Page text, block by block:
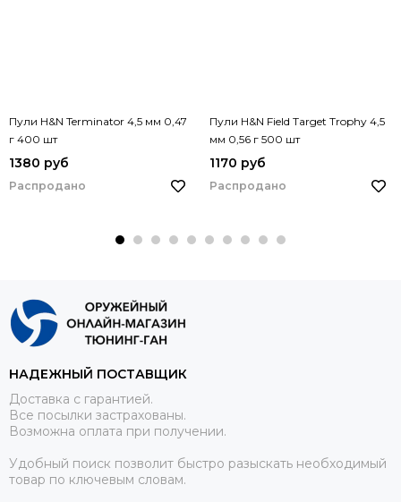
Пули H&N Terminator 4,5 мм 0,47
г 400 шт
1380 руб
Распродано
Пули H&N Field Target Trophy 4,5
мм 0,56 г 500 шт
1170 руб
Распродано
НАДЕЖНЫЙ ПОСТАВЩИК
Доставка с гарантией.
Все посылки застрахованы.
Возможна оплата при получении.
Удобный поиск позволит быстро разыскать необходимый
товар по ключевым словам.